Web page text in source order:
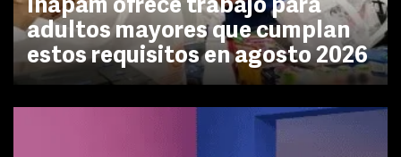
Inapam ofrece trabajo para
adultos mayores que cumplan
estos requisitos en agosto 2026